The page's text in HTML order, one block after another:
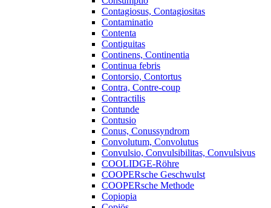
Contagiosus, Contagiositas
Contaminatio
Contenta
Contiguitas
Continens, Continentia
Continua febris
Contorsio, Contortus
Contra, Contre-coup
Contractilis
Contunde
Contusio
Conus, Conussyndrom
Convolutum, Convolutus
Convulsio, Convulsibilitas, Convulsivus
COOLIDGE-Röhre
COOPERsche Geschwulst
COOPERsche Methode
Copiopia